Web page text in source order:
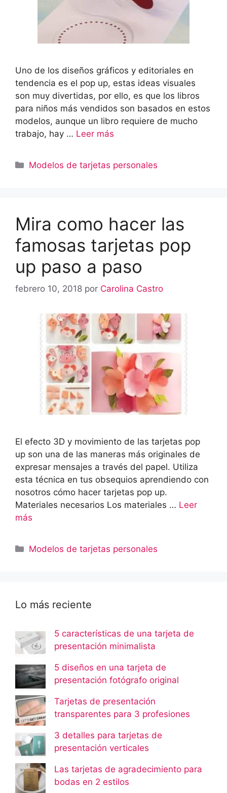
Uno de los diseños gráficos y editoriales en
tendencia es el pop up, estas ideas visuales
son muy divertidas, por ello, es que los libros
para niños más vendidos son basados en estos
modelos, aunque un libro requiere de mucho
trabajo, hay … Leer más
Categorías
Modelos de tarjetas personales
Mira como hacer las
famosas tarjetas pop
up paso a paso
febrero 10, 2018 por Carolina Castro
El efecto 3D y movimiento de las tarjetas pop
up son una de las maneras más originales de
expresar mensajes a través del papel. Utiliza
esta técnica en tus obsequios aprendiendo con
nosotros cómo hacer tarjetas pop up.
Materiales necesarios Los materiales … Leer
más
Categorías
Modelos de tarjetas personales
Lo más reciente
5 características de una tarjeta de
presentación minimalista
5 diseños en una tarjeta de
presentación fotógrafo original
Tarjetas de presentación
transparentes para 3 profesiones
3 detalles para tarjetas de
presentación verticales
Las tarjetas de agradecimiento para
bodas en 2 estilos